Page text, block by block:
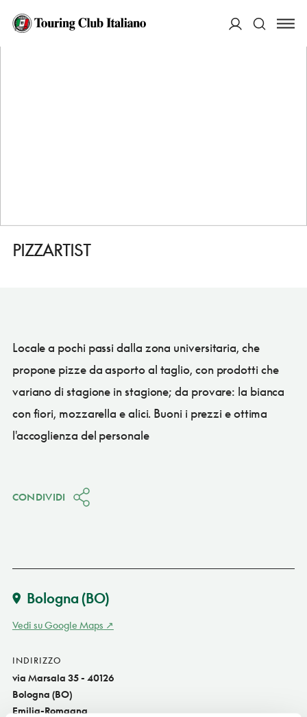
HOME
PIZZARTIST
Locale a pochi passi dalla zona universitaria, che
propone pizze da asporto al taglio, con prodotti che
variano di stagione in stagione; da provare: la bianca
con fiori, mozzarella e alici. Buoni i prezzi e ottima
l'accoglienza del personale
CONDIVIDI
Bologna (BO)
Vedi su Google Maps
INDIRIZZO
via Marsala 35 - 40126
Bologna (BO)
Emilia-Romagna